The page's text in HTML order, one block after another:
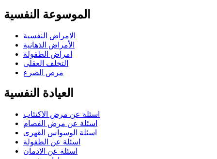
الموسوعة النفسية
الامراض النفسية
الأمراض الذهانية
امراض الطفولة
التخلف العقلى
مرض الصرع
العيادة النفسية
اسئلة عن مرض الاكتئاب
اسئلة عن مرض الفصام
اسئلة الوسواس القهرى
اسئلة عن الطفولة
اسئلة عن الادمان